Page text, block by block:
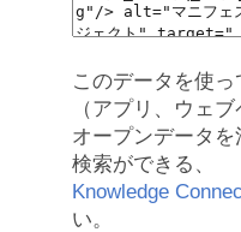
このデータを使
（アプリ、ウェブ
オープンデータを
検索ができる、
Knowledge
い。